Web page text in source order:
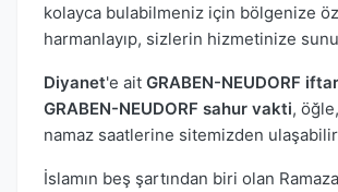
kolayca bulabilmeniz için bölgenize
harmanlayıp, sizlerin hizmetinize
Diyanet'e ait GRABEN-NEUDORF
GRABEN-NEUDORF sahur vakti,
namaz saatlerine sitemizden
İslamın beş şartından biri olan